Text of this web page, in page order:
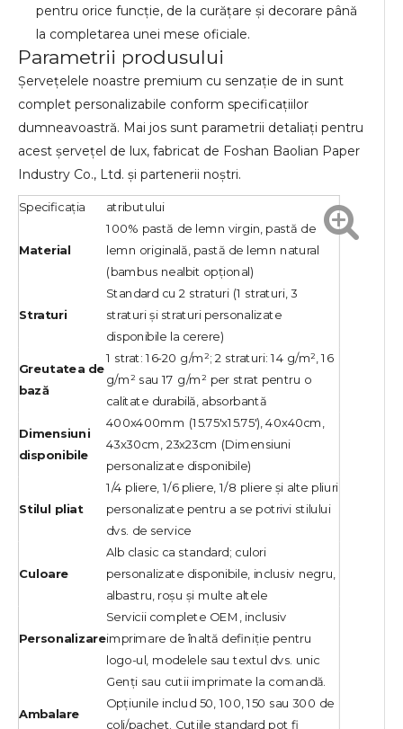
pentru orice funcție, de la curățare și decorare până
la completarea unei mese oficiale.
Parametrii produsului
Șervețelele noastre premium cu senzație de in sunt
complet personalizabile conform specificațiilor
dumneavoastră. Mai jos sunt parametrii detaliați pentru
acest șervețel de lux, fabricat de Foshan Baolian Paper
Industry Co., Ltd. și partenerii noștri.
Specificația atributului
Material
100% pastă de lemn virgin, pastă de
lemn originală, pastă de lemn natural
(bambus nealbit opțional)
Straturi
Standard cu 2 straturi (1 straturi, 3
straturi și straturi personalizate
disponibile la cerere)
Greutatea de
bază
1 strat: 16-20 g/m²; 2 straturi: 14 g/m², 16
g/m² sau 17 g/m² per strat pentru o
calitate durabilă, absorbantă
Dimensiuni
disponibile
400x400mm (15.75'x15.75'), 40x40cm,
43x30cm, 23x23cm (Dimensiuni
personalizate disponibile)
Stilul pliat
1/4 pliere, 1/6 pliere, 1/8 pliere și alte pliuri
personalizate pentru a se potrivi stilului
dvs. de service
Culoare
Alb clasic ca standard; culori
personalizate disponibile, inclusiv negru,
albastru, roșu și multe altele
Personalizare
Servicii complete OEM, inclusiv
imprimare de înaltă definiție pentru
logo-ul, modelele sau textul dvs. unic
Ambalare
Genți sau cutii imprimate la comandă.
Opțiunile includ 50, 100, 150 sau 300 de
coli/pachet. Cutiile standard pot fi